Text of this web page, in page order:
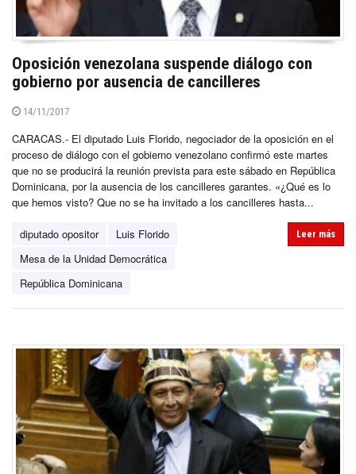
Oposición venezolana suspende diálogo con
gobierno por ausencia de cancilleres
14/11/2017
CARACAS.- El diputado Luis Florido, negociador de la oposición en el
proceso de diálogo con el gobierno venezolano confirmó este martes
que no se producirá la reunión prevista para este sábado en República
Dominicana, por la ausencia de los cancilleres garantes. «¿Qué es lo
que hemos visto? Que no se ha invitado a los cancilleres hasta...
diputado opositor
Luis Florido
Mesa de la Unidad Democrática
República Dominicana
Leer más